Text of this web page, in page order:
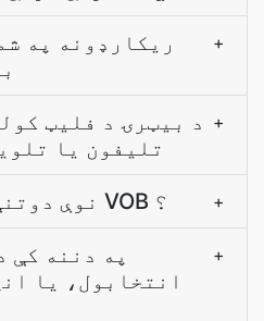
+
تلیفون یا
+
نوې دوتنې ساتل غواړم لکه VOB ؟ +
انتخابول، يا
+